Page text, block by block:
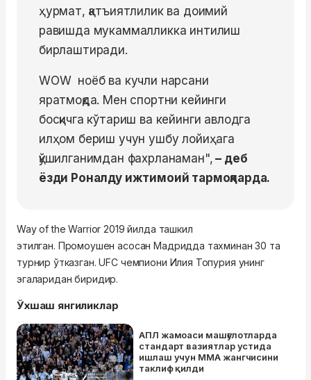
ҳурмат, қатъиятлилик ва доимий
равишда мукаммалликка интилиш
бирлаштиради.
WOW ноёб ва кучли нарсани
яратмоқда. Мен спортни кейинги
босқичга кўтариш ва кейинги авлодга
илҳом бериш учун ушбу лойиҳага
қўшилганимдан фахрланаман", – деб
ёзди Роналду ижтимоий тармоқларда.
Way of the Warrior2019 йилда ташкил
этилган. Промоушенасосан Мадридда тахминан 30 та
турнир ўтказган. UFC чемпиони Илия Топурия унинг
эгаларидан биридир.
Ўхшаш янгиликлар
АПЛ жамоаси машғулотларда
стандарт вазиятлар устида
ишлаш учун MMA жангчисини
таклиф қилди